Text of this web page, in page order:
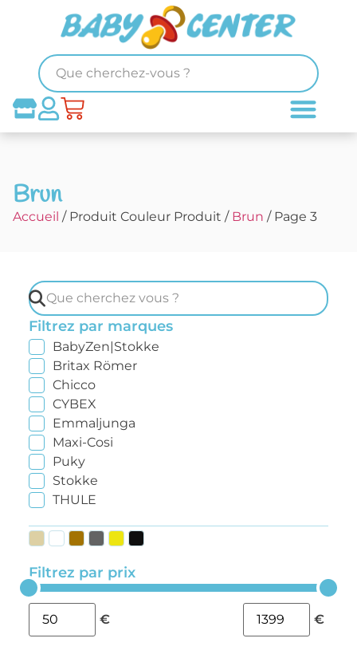
Brun
Accueil / Produit Couleur Produit / Brun / Page 3
Filtrez par marques
BabyZen|Stokke
Britax Römer
Chicco
CYBEX
Emmaljunga
Maxi-Cosi
Puky
Stokke
THULE
Filtrez par prix
€ €